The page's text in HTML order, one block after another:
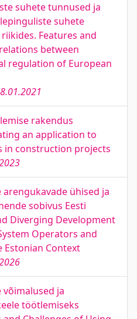
suhete tunnused ja
suhete
Features and
between
regulation of European
rakendus
an application to
in construction projects
ühised ja
sobivus Eesti
Diverging Development
Operators and
Estonian Context
võimalused ja
töötlemiseks